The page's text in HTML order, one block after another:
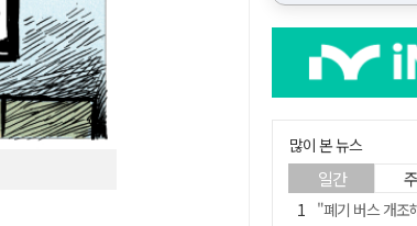
많이 본 뉴스
일간
"폐기 버스 개조해 청년주